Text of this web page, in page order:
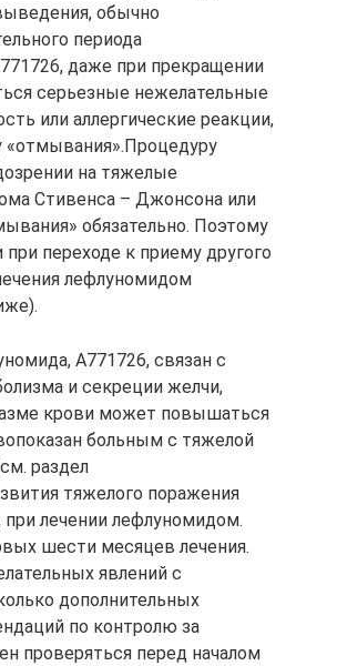
обычно
периода
даже при прекращении
серьезные нежелательные
или аллергические реакции,
«отмывания».Процедуру
на тяжелые
Стивенса – Джонсона или
обязательно. Поэтому
переходе к приему другого
лефлуномидом
А771726, связан с
и секреции желчи,
крови может повышаться
больным с тяжелой
раздел
тяжелого поражения
лечении лефлуномидом.
шести месяцев лечения.
явлений с
дополнительных
по контролю за
проверяться перед началом